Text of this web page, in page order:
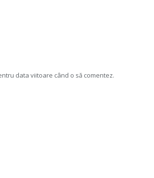
data viitoare când o să comentez.